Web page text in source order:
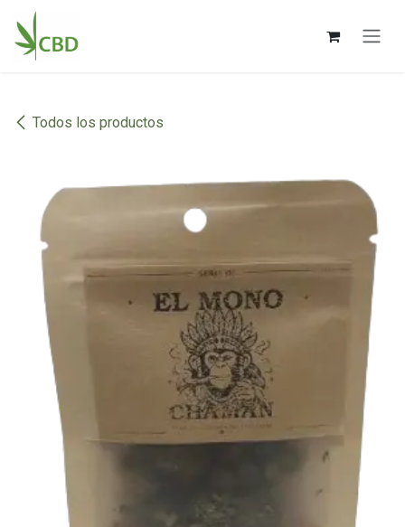
Ir al contenido
Todos los productos